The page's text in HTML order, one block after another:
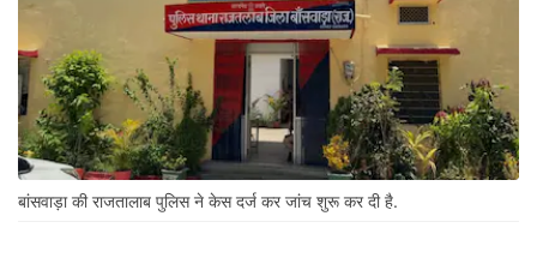
बांसवाड़ा की राजतालाब पुलिस ने केस दर्ज कर जांच शुरू कर दी है.